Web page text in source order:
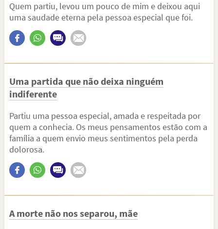
Quem partiu, levou um pouco de mim e deixou aqui
uma saudade eterna pela pessoa especial que foi.
Uma partida que não deixa ninguém
indiferente
Partiu uma pessoa especial, amada e respeitada por
quem a conhecia. Os meus pensamentos estão com a
família a quem envio meus sentimentos pela perda
dolorosa.
A morte não nos separou, mãe